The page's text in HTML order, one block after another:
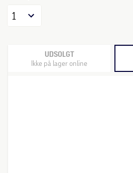
1
UDSOLGT
Ikke på lager online